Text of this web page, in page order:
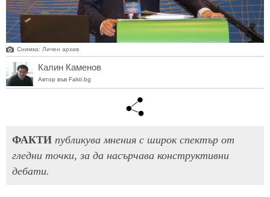
Снимка: Личен архив
Калин Каменов
Автор във Fakti.bg
ФАКТИ публикува мнения с широк спектър от
гледни точки, за да насърчава конструктивни
дебати.